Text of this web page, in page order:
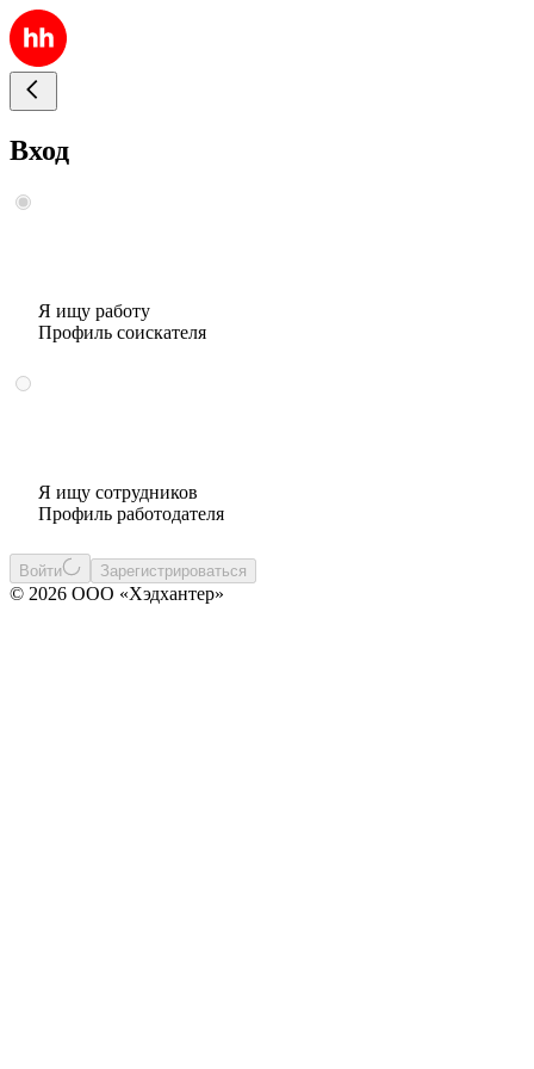
Вход
Я ищу работу
Профиль соискателя
Я ищу сотрудников
Профиль работодателя
Войти Зарегистрироваться
© 2026 ООО «Хэдхантер»